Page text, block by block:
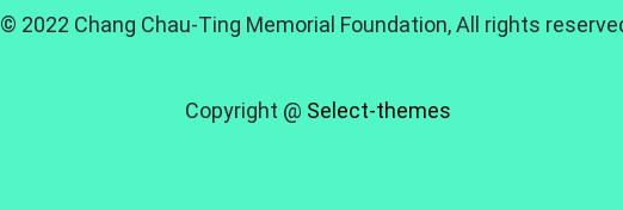
© 2022 Chang Chau-Ting Memorial Foundation, All rights
Copyright @ Select-themes